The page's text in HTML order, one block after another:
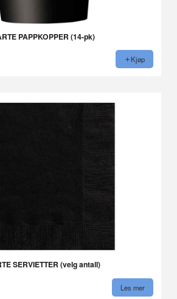
PAPPKOPPER (14-pk)
Kjøp
SERVIETTER (velg antall)
Les mer